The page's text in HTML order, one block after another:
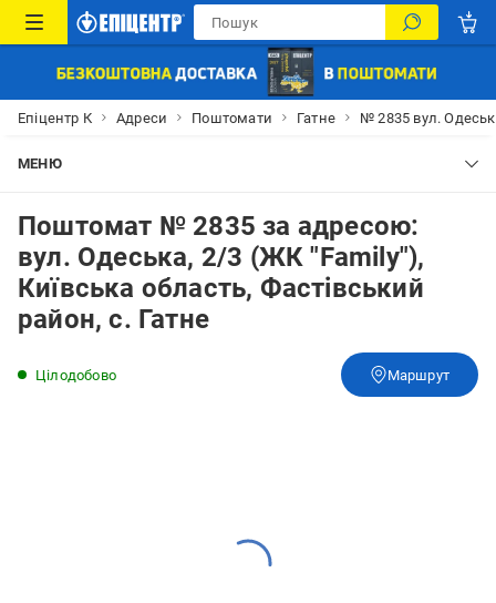
Епіцентр К Адреси Поштомати Гатне № 2835 вул.
МЕНЮ
Поштомат № 2835 за адресою:
вул. Одеська, 2/3 (ЖК "Family"),
Київська область, Фастівський
район, с. Гатне
Цілодобово Маршрут